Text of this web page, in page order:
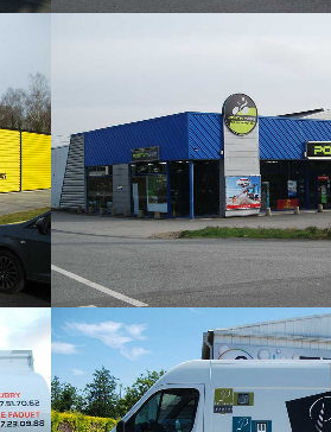
PONTIVY
Habillage vitrine /
Panneaux / Signalétique
MENUISERIE